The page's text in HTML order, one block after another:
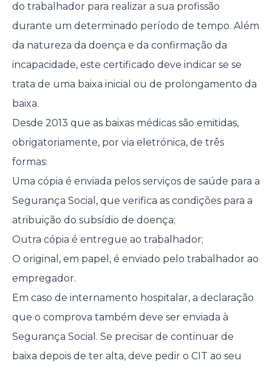
do trabalhador para realizar a sua profissão
durante um determinado período de tempo. Além
da natureza da doença e da confirmação da
incapacidade, este certificado deve indicar se se
trata de uma baixa inicial ou de prolongamento da
baixa.
Desde 2013 que as baixas médicas são emitidas,
obrigatoriamente, por via eletrónica, de três
formas:
Uma cópia é enviada pelos serviços de saúde para a
Segurança Social, que verifica as condições para a
atribuição do subsídio de doença;
Outra cópia é entregue ao trabalhador;
O original, em papel, é enviado pelo trabalhador ao
empregador.
Em caso de internamento hospitalar, a declaração
que o comprova também deve ser enviada à
Segurança Social. Se precisar de continuar de
baixa depois de ter alta, deve pedir o CIT ao seu